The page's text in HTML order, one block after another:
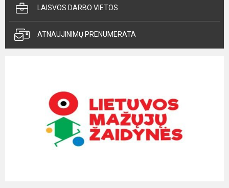
LAISVOS DARBO VIETOS
ATNAUJINIMŲ PRENUMERATA